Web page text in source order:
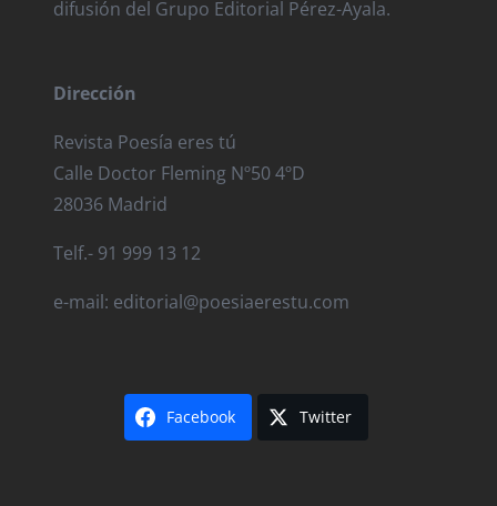
difusión del Grupo Editorial Pérez-Ayala.
Dirección
Revista Poesía eres tú
Calle Doctor Fleming Nº50 4ºD
28036 Madrid
Telf.- 91 999 13 12
e-mail: editorial@poesiaerestu.com
Facebook Twitter